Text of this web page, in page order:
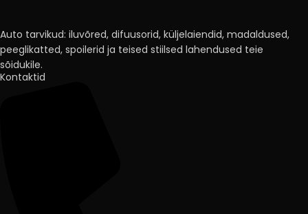
Auto tarvikud: iluvõred, difuusorid, küljelaiendid, madaldused,
peeglikatted, spoilerid ja teised stiilsed lahendused teie
sõidukile.
Kontaktid